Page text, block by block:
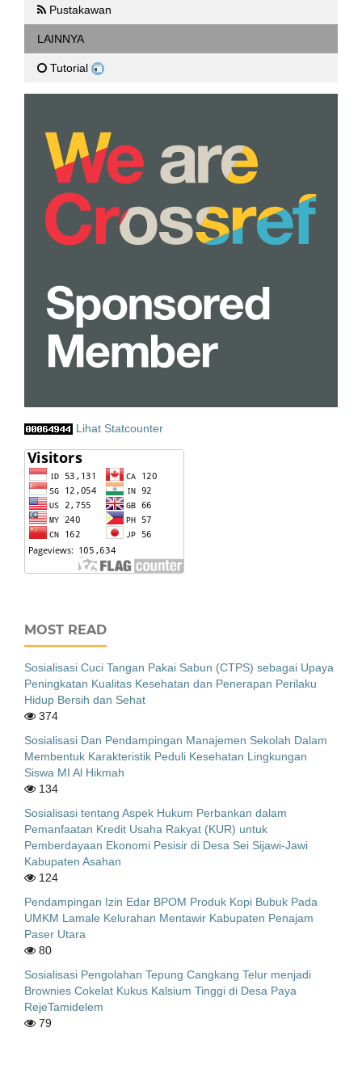
Pustakawan
LAINNYA
Tutorial
Lihat Statcounter
MOST READ
Sosialisasi Cuci Tangan Pakai Sabun (CTPS) sebagai Upaya
Peningkatan Kualitas Kesehatan dan Penerapan Perilaku
Hidup Bersih dan Sehat
374
Sosialisasi Dan Pendampingan Manajemen Sekolah Dalam
Membentuk Karakteristik Peduli Kesehatan Lingkungan
Siswa MI Al Hikmah
134
Sosialisasi tentang Aspek Hukum Perbankan dalam
Pemanfaatan Kredit Usaha Rakyat (KUR) untuk
Pemberdayaan Ekonomi Pesisir di Desa Sei Sijawi-Jawi
Kabupaten Asahan
124
Pendampingan Izin Edar BPOM Produk Kopi Bubuk Pada
UMKM Lamale Kelurahan Mentawir Kabupaten Penajam
Paser Utara
80
Sosialisasi Pengolahan Tepung Cangkang Telur menjadi
Brownies Cokelat Kukus Kalsium Tinggi di Desa Paya
RejeTamidelem
79